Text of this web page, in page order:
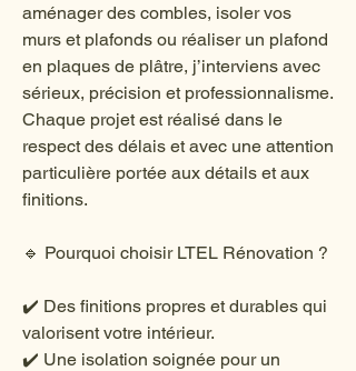
aménager des combles, isoler vos
murs et plafonds ou réaliser un plafond
en plaques de plâtre, j’interviens avec
sérieux, précision et professionnalisme.
Chaque projet est réalisé dans le
respect des délais et avec une attention
particulière portée aux détails et aux
finitions.
🔹 Pourquoi choisir LTEL Rénovation ?
✔️ Des finitions propres et durables qui
valorisent votre intérieur.
✔️ Une isolation soignée pour un